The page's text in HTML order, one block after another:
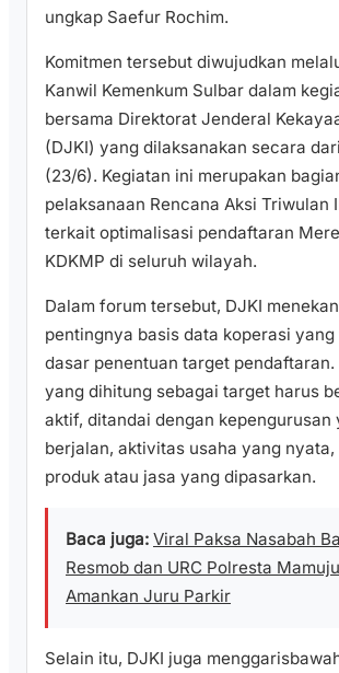
ungkap Saefur Rochim.
Komitmen tersebut diwujudkan
Kanwil Kemenkum Sulbar dalam
bersama Direktorat Jenderal
(DJKI) yang dilaksanakan secara
(23/6). Kegiatan ini merupakan
pelaksanaan Rencana Aksi Triwulan
terkait optimalisasi pendaftaran
KDKMP di seluruh wilayah.
Dalam forum tersebut, DJKI
pentingnya basis data koperasi
dasar penentuan target pendaftaran.
yang dihitung sebagai target harus
aktif, ditandai dengan kepengurusan
berjalan, aktivitas usaha yang
produk atau jasa yang dipasarkan.
Baca juga: Viral Paksa Nasabah
Resmob dan URC Polresta
Amankan Juru Parkir
Selain itu, DJKI juga